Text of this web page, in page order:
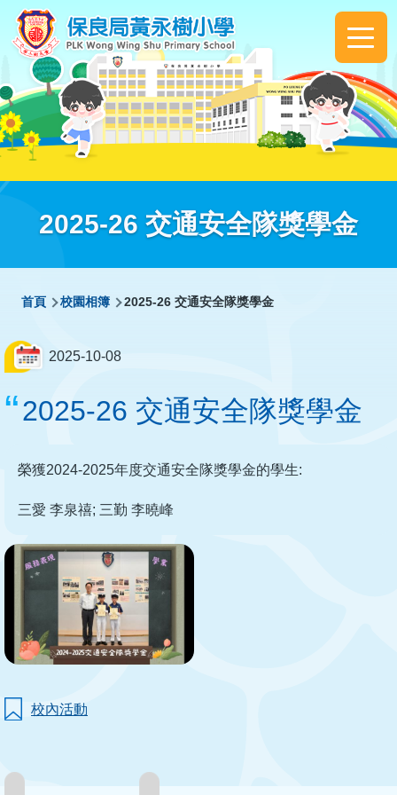
移至主內容
Main
navigation
2025-26 交通安全隊獎學金
導
連
結
首頁 校園相簿 2025-26 交通安全隊獎學金
2025-10-08
2025-26 交通安全隊獎學金
榮獲2024-2025年度交通安全隊獎學金的學生:
三愛 李泉禧; 三勤 李曉峰
校內活動